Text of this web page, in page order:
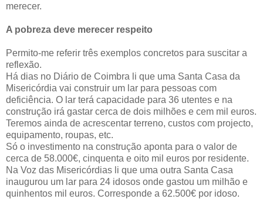
merecer.
A pobreza deve merecer respeito
Permito-me referir três exemplos concretos para suscitar a
reflexão.
Há dias no Diário de Coimbra li que uma Santa Casa da
Misericórdia vai construir um lar para pessoas com
deficiência. O lar terá capacidade para 36 utentes e na
construção irá gastar cerca de dois milhões e cem mil euros.
Teremos ainda de acrescentar terreno, custos com projecto,
equipamento, roupas, etc.
Só o investimento na construção aponta para o valor de
cerca de 58.000€, cinquenta e oito mil euros por residente.
Na Voz das Misericórdias li que uma outra Santa Casa
inaugurou um lar para 24 idosos onde gastou um milhão e
quinhentos mil euros. Corresponde a 62.500€ por idoso.